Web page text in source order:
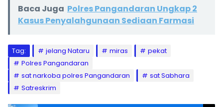
Baca Juga Polres Pangandaran Ungkap 2
Kasus Penyalahgunaan Sediaan Farmasi
Tag: jelang Nataru miras
pekat
Polres Pangandaran
sat narkoba polres Pangandaran
sat Sabhara
Satreskrim